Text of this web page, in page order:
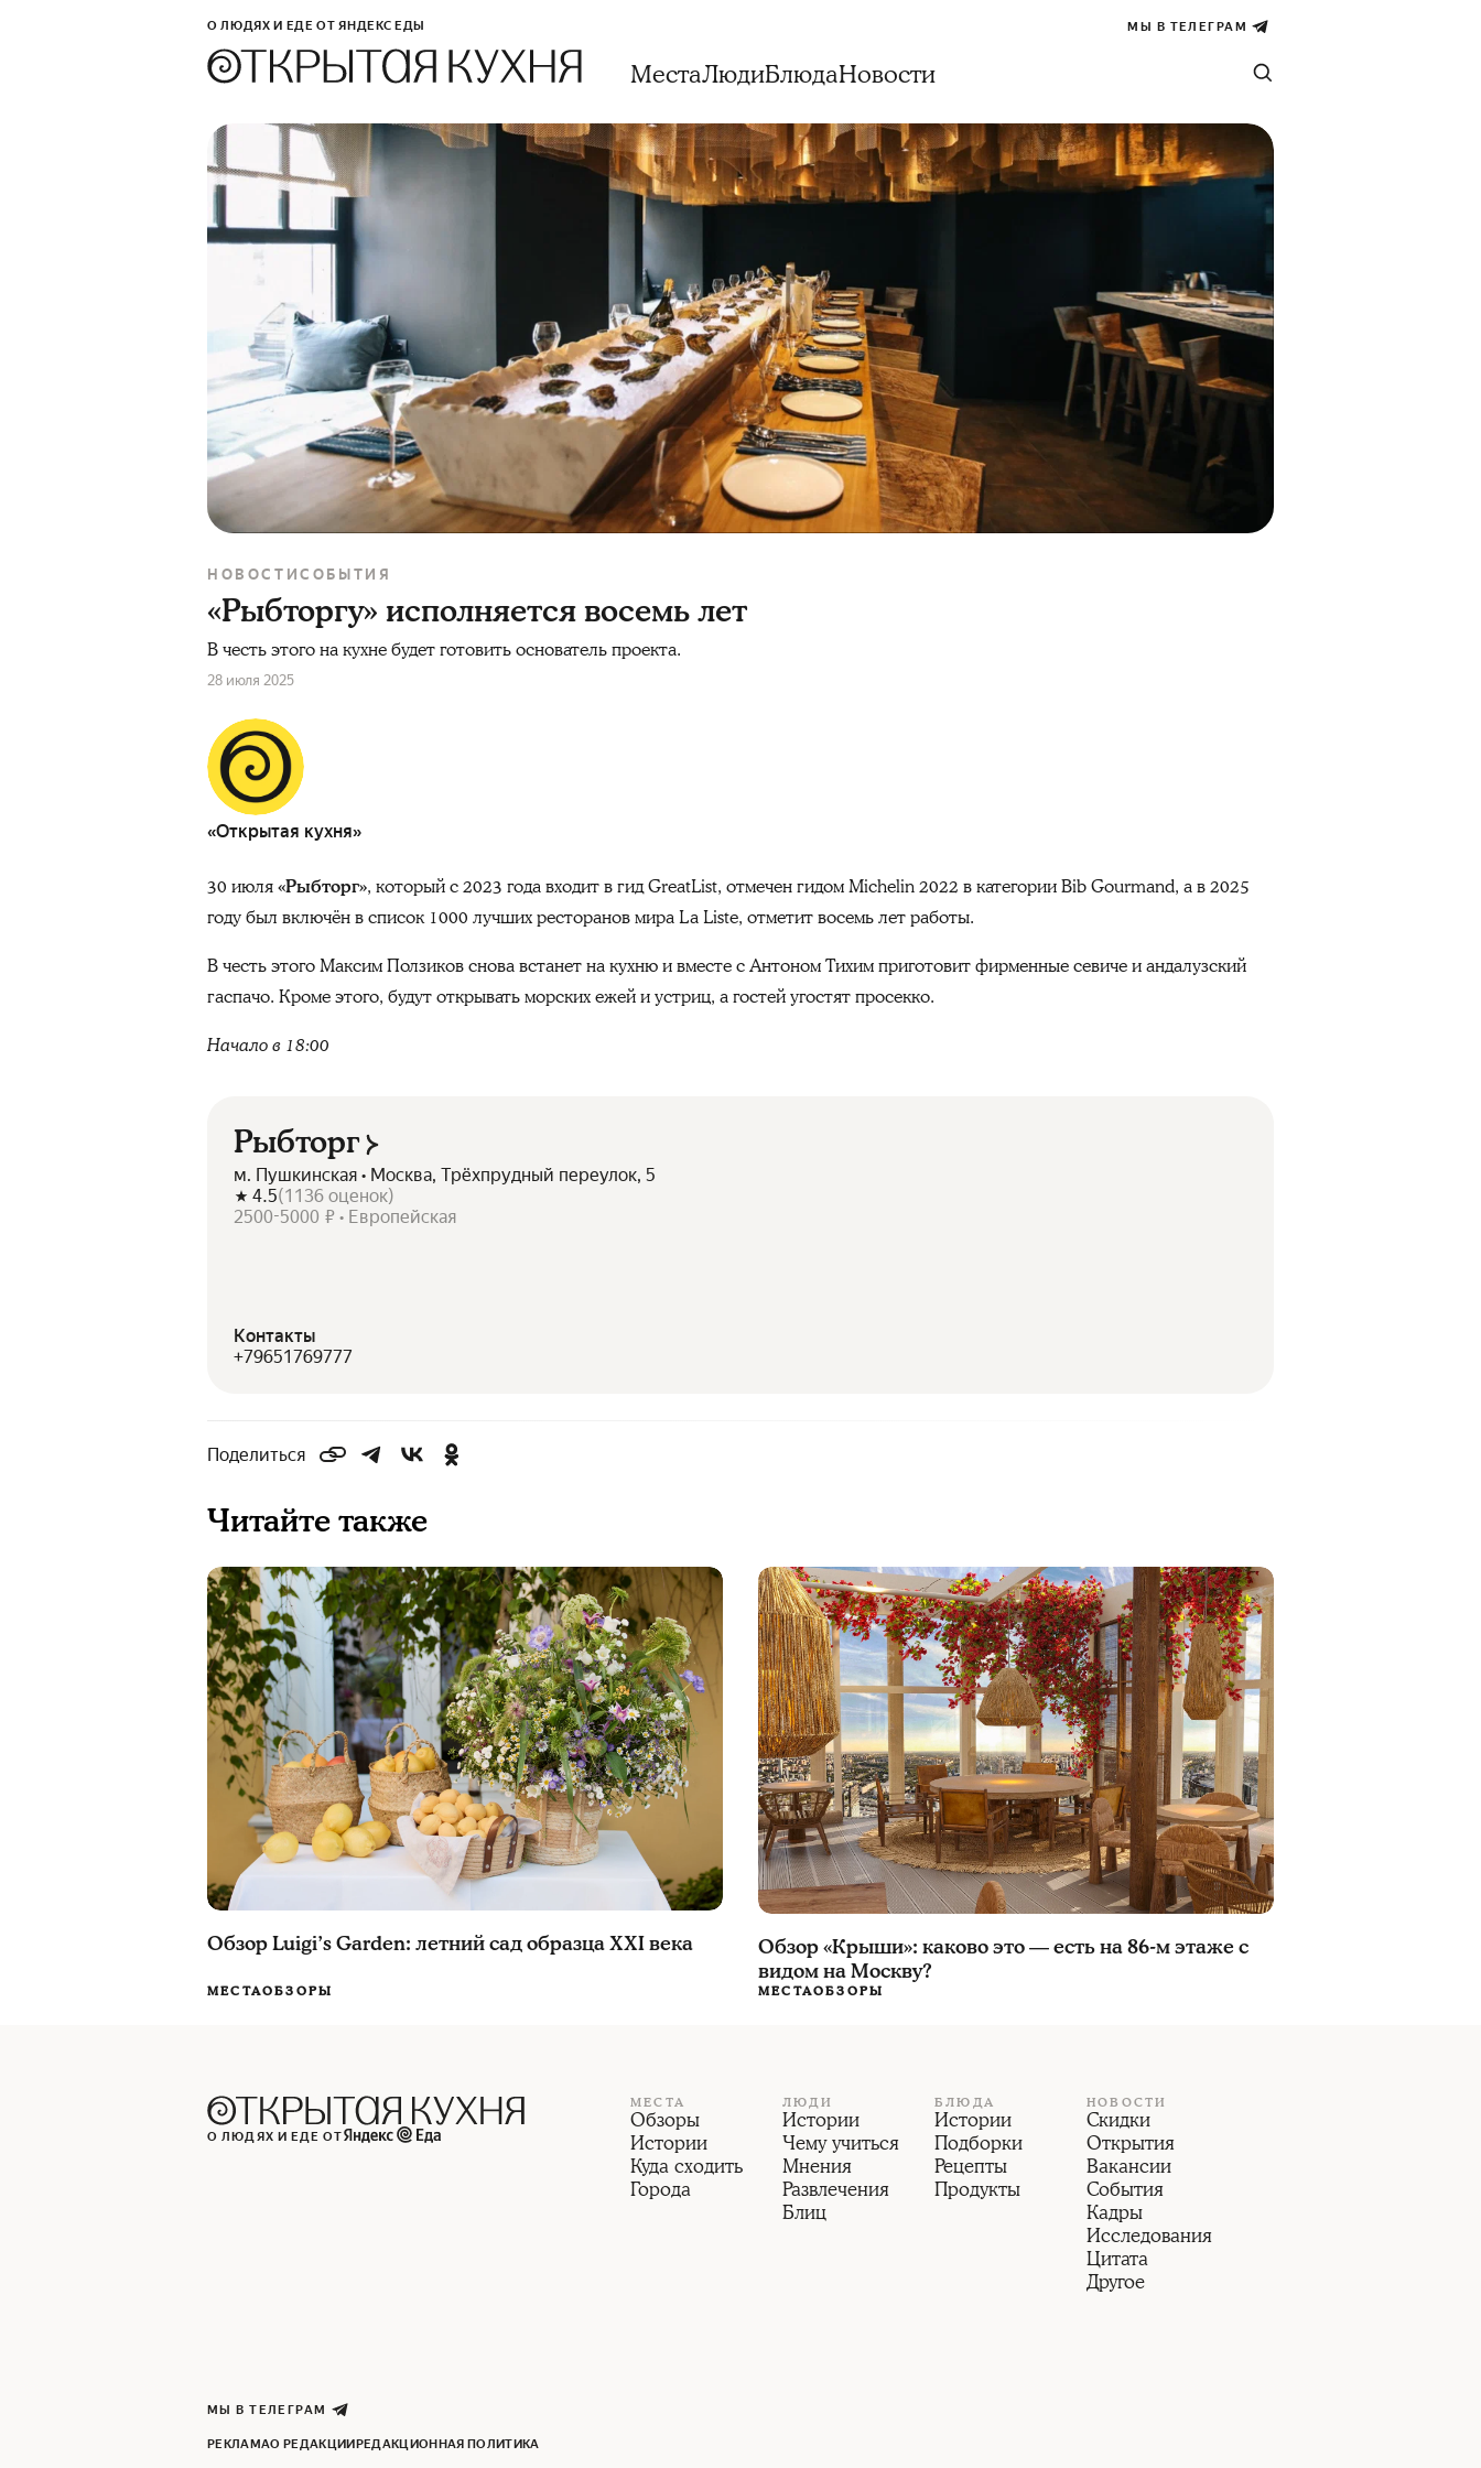
О ЛЮДЯХ И ЕДЕ ОТ ЯНДЕКС ЕДЫ МЫ В ТЕЛЕГРАМ
МестаЛюдиБлюдаНовости
НОВОСТИСОБЫТИЯ
«Рыбторгу» исполняется восемь лет
В честь этого на кухне будет готовить основатель проекта.
28 июля 2025
«Открытая кухня»
30 июля«Рыбторг», который с 2023 года входит в гид GreatList, отмечен гидом Michelin 2022 в категории Bib Gourmand, а в 2025
году был включён в список 1000 лучших ресторанов мира La Liste, отметит восемь лет работы.
В честь этого Максим Ползиков снова встанет на кухню и вместе с Антоном Тихим приготовит фирменные севиче и андалузский
гаспачо. Кроме этого, будут открывать морскихежей и устриц, а гостей угостят просекко.
Начало в 18:00
Рыбторг
м. Пушкинская • Москва, Трёхпрудный переулок, 5
4.5(1136 оценок)
2500-5000 ₽ • Европейская
Контакты
+79651769777
Поделиться
Читайте также
Обзор Luigi’s Garden: летний сад образца ХXI века
МЕСТАОБЗОРЫ
Обзор «Крыши»: каково это — есть на 86-м этаже с
видом на Москву?
МЕСТАОБЗОРЫ
О ЛЮДЯХ И ЕДЕ ОТ
МЕСТА
Обзоры
Истории
Куда сходить
Города
ЛЮДИ
Истории
Чему учиться
Мнения
Развлечения
Блиц
БЛЮДА
Истории
Подборки
Рецепты
Продукты
НОВОСТИ
Скидки
Открытия
Вакансии
События
Кадры
Исследования
Цитата
Другое
МЫ В ТЕЛЕГРАМ
РЕКЛАМАО РЕДАКЦИИРЕДАКЦИОННАЯ ПОЛИТИКА